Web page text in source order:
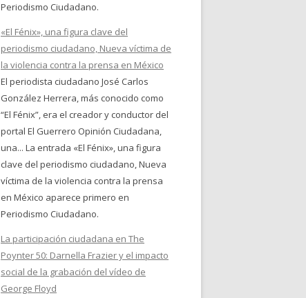
Periodismo Ciudadano.
«El Fénix», una figura clave del
periodismo ciudadano, Nueva víctima de
la violencia contra la prensa en México
El periodista ciudadano José Carlos
González Herrera, más conocido como
“El Fénix”, era el creador y conductor del
portal El Guerrero Opinión Ciudadana,
una... La entrada «El Fénix», una figura
clave del periodismo ciudadano, Nueva
víctima de la violencia contra la prensa
en México aparece primero en
Periodismo Ciudadano.
La participación ciudadana en The
Poynter 50: Darnella Frazier y el impacto
social de la grabación del vídeo de
George Floyd